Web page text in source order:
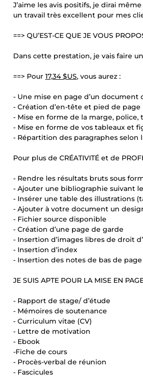
J’aime les avis positifs, je dirai
un travail très excellent pour mes
==> QU’EST-CE QUE JE VOUS
Dans cette prestation, je vais faire
==> Pour 17,34 $US, vous aurez :
- Une mise en page d’un document
- Création d’en-tête et pied de page
- Mise en forme de la marge, police,
- Mise en forme de vos tableaux et
- Répartition des paragraphes selon
Pour plus de CRÉATIVITÉ et de
- Rendre les résultats bruts sous
- Ajouter une bibliographie suivant
- Insérer une table des illustrations
- Ajouter à votre document un
- Fichier source disponible
- Création d’une page de garde
- Insertion d’images libres de droit
- Insertion d’index
- Insertion des notes de bas de page
JE SUIS APTE POUR LA MISE EN
- Rapport de stage/ d’étude
- Mémoires de soutenance
- Curriculum vitae (CV)
- Lettre de motivation
- Ebook
-Fiche de cours
- Procès-verbal de réunion
- Fascicules